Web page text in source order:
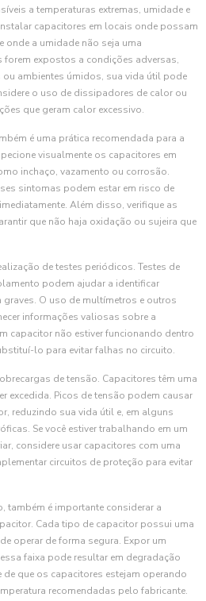
a temperaturas extremas, umidade e
capacitores em locais onde possam
onde a umidade não seja uma
forem expostos a condições adversas,
ambientes úmidos, sua vida útil pode
o uso de dissipadores de calor ou
que geram calor excessivo.
é uma prática recomendada para a
visualmente os capacitores em
inchaço, vazamento ou corrosão.
sintomas podem estar em risco de
Além disso, verifique as
que não haja oxidação ou sujeira que
de testes periódicos. Testes de
podem ajudar a identificar
O uso de multímetros e outros
informações valiosas sobre a
capacitor não estiver funcionando dentro
lo para evitar falhas no circuito.
de tensão. Capacitores têm uma
excedida. Picos de tensão podem causar
reduzindo sua vida útil e, em alguns
Se você estiver trabalhando em um
considere usar capacitores com uma
circuitos de proteção para evitar
também é importante considerar a
Cada tipo de capacitor possui uma
operar de forma segura. Expor um
faixa pode resultar em degradação
de que os capacitores estejam operando
recomendadas pelo fabricante.